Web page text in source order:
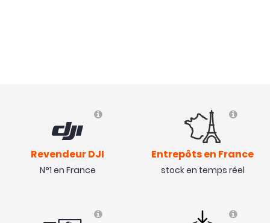
Revendeur DJI
N°1 en France
Entrepôts en France
stock en temps réel